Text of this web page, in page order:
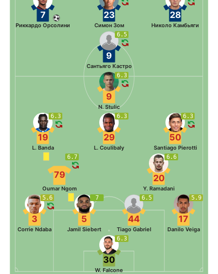
28
Николо Камбьяги
23
Симон Зом
7
Риккардо Орсолини
6.5
9
Сантьяго Кастро
6.3
30
W. Falcone
5.6
3
Corrie Ndaba
7
5
Jamil Siebert
6.5
44
Tiago Gabriel
5.9
17
Danilo Veiga
6.7
79
Oumar Ngom
6.6
20
Y. Ramadani
6.3
19
L. Banda
6.3
29
L. Coulibaly
6.3
50
Santiago Pierotti
6.3
9
N. Stulic